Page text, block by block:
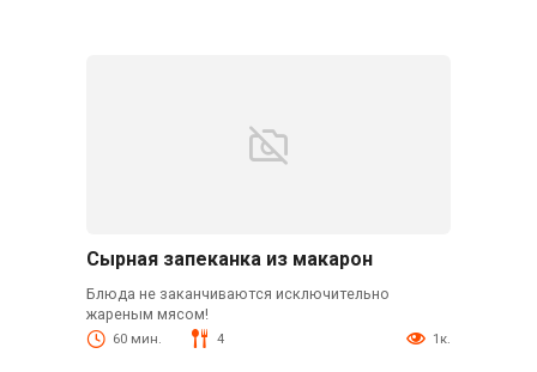
Сырная запеканка из макарон
Блюда не заканчиваются исключительно
жареным мясом!
60 мин. 4 1к.